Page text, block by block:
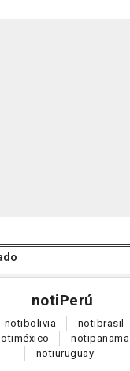
notiPerú
notibolivia notibrasil
méxico notipanama
notiuruguay